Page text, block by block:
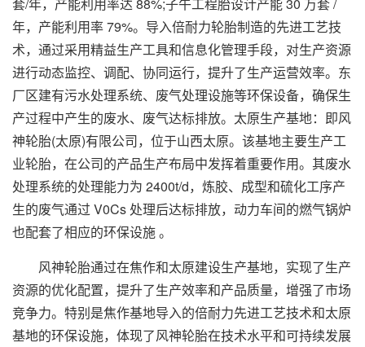
年，产能利用率 79%。导入倍耐力轮胎制造的先进工艺技
术，通过采用精益生产工具和信息化管理手段，对生产资源
进行动态监控、调配、协同运行，提升了生产运营效率。东
厂区建有污水处理系统、废气处理设施等环保设备，确保生
产过程中产生的废水、废气达标排放。太原生产基地：即风
神轮胎(太原)有限公司，位于山西太原。该基地主要生产工
业轮胎，在公司的产品生产布局中发挥着重要作用。其废水
处理系统的处理能力为 2400t/d，炼胶、成型和硫化工序产
生的废气通过 V0Cs 处理后达标排放，动力车间的燃气锅炉
也配套了相应的环保设施 。
风神轮胎通过在焦作和太原建设生产基地，实现了生产
资源的优化配置，提升了生产效率和产品质量，增强了市场
竞争力。特别是焦作基地导入的倍耐力先进工艺技术和太原
基地的环保设施，体现了风神轮胎在技术水平和可持续发展